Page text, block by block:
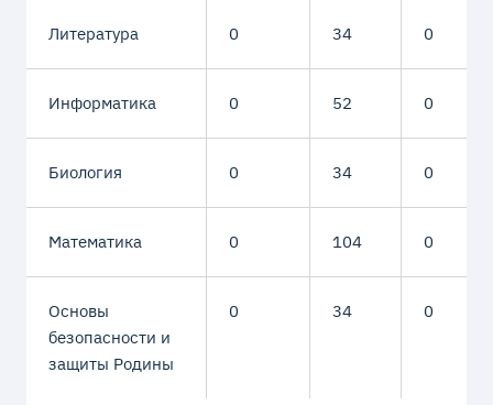
Литература 0 34 0
Информатика 0 52 0
Биология 0 34 0
Математика 0 104 0
Основы
безопасности и
защиты Родины
0 34 0